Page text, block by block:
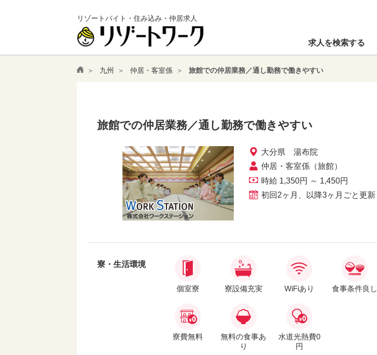
リゾートバイト・住み込み・仲居求人
求人を検索する
九州 仲居・客室係 旅館での仲居業務／通し勤務で働きやすい
旅館での仲居業務／通し勤務で働きやすい
大分県 湯布院
仲居・客室係（旅館）
時給 1,350円 ～ 1,450円
初回2ヶ月、以降3ヶ月ごと更新
寮・生活環境
個室寮 寮設備充実 WiFiあり 食事条件良し
寮費無料
無料の食事あ
り
水道光熱費0
円